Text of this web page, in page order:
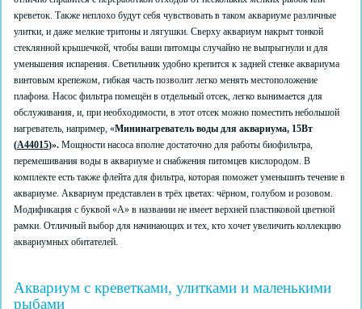
креветок. Также неплохо будут себя чувствовать в таком аквариуме различные
улитки, и даже мелкие тритоны и лягушки. Сверху аквариум накрыт тонкой
стеклянной крышечкой, чтобы ваши питомцы случайно не выпрыгнули и для
уменьшения испарения. Светильник удобно крепится к задней стенке аквариума
винтовым крепежом, гибкая часть позволит легко менять местоположение
плафона. Насос фильтра помещён в отдельный отсек, легко вынимается для
обслуживания, и, при необходимости, в этот отсек можно поместить небольшой
нагреватель, например, «Мининагреватель воды для аквариума, 15Вт
(A44015)». Мощности насоса вполне достаточно для работы биофильтра,
перемешивания воды в аквариуме и снабжения питомцев кислородом. В
комплекте есть также флейта для фильтра, которая поможет уменьшить течение в
аквариуме. Аквариум представлен в трёх цветах: чёрном, голубом и розовом.
Модификация с буквой «А» в названии не имеет верхней пластиковой цветной
рамки. Отличный выбор для начинающих и тех, кто хочет увеличить коллекцию
аквариумных обитателей.
Аквариум с креветками, улитками и маленькими
рыбами